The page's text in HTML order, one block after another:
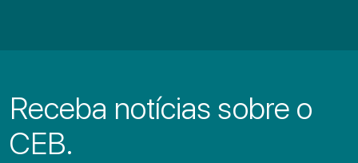
Receba notícias sobre o
CEB.